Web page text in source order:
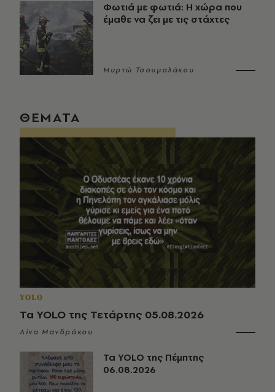
Φωτιά με φωτιά: Η χώρα που
έμαθε να ζει με τις στάχτες
Μυρτώ Τσουμαλάκου
ΘΕΜΑΤΑ
YOLO
Τα YOLO της Τετάρτης 05.08.2026
Λίνα Μανδράκου
Τα YOLO της Πέμπτης
06.08.2026